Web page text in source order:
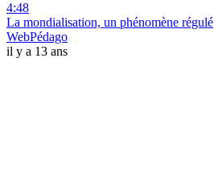
4:48
La mondialisation, un phénomène régulé
WebPédago
il y a 13 ans